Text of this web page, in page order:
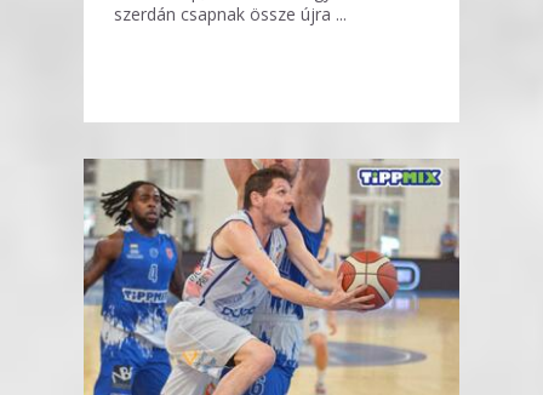
szerdán csapnak össze újra ...